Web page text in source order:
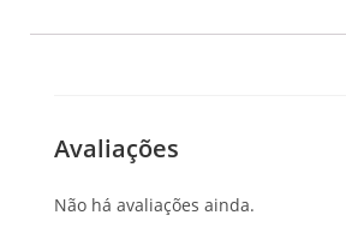
Avaliações
Não há avaliações ainda.